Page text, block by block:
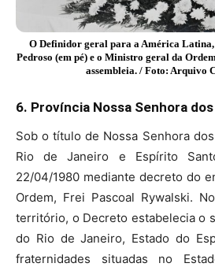
O Definidor geral para a América
Pedroso (em pé) e o Ministro geral da
assembleia. / Foto: Arquivo
6. Província Nossa Senhora
Sob o título de Nossa Senhora
Rio de Janeiro e Espírito
22/04/1980 mediante decreto do
Ordem, Frei Pascoal Rywalski.
território, o Decreto estabelecia o
do Rio de Janeiro, Estado do
fraternidades situadas no